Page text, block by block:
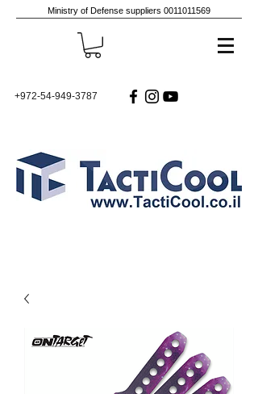
Ministry of Defense suppliers 0011011569
+972-54-949-3787